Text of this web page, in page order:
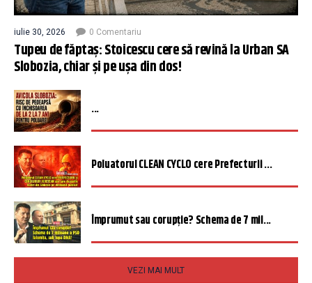
iulie 30, 2026 0 Comentariu
Tupeu de făptaș: Stoicescu cere să revină la Urban SA
Slobozia, chiar și pe ușa din dos!
...
Poluatorul CLEAN CYCLO cere Prefecturii ...
Împrumut sau corupție? Schema de 7 mil...
VEZI MAI MULT